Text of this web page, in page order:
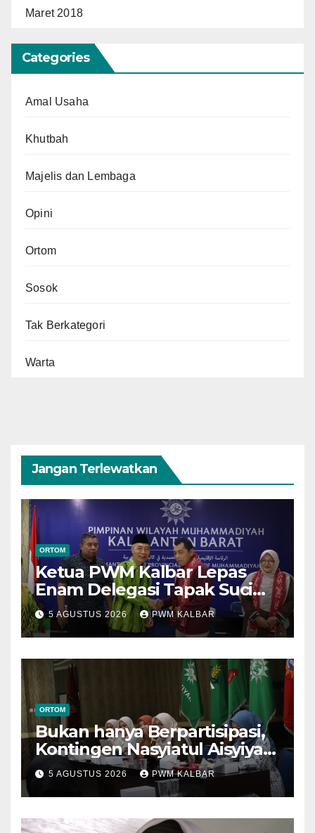
Maret 2018
Categories
Amal Usaha
Khutbah
Majelis dan Lembaga
Opini
Ortom
Sosok
Tak Berkategori
Warta
Jangan Terlewatkan
ORTOM
Ketua PWM Kalbar Lepas
Enam Delegasi Tapak Suci
Menuju Muktamar XVI di
Semarang
5 AGUSTUS 2026 PWM KALBAR
ORTOM
Bukan hanya Berpartisipasi,
Kontingen Nasyiatul Aisyiyah
Kalbar Perjuangkan Program
di Muktamar XV
5 AGUSTUS 2026 PWM KALBAR